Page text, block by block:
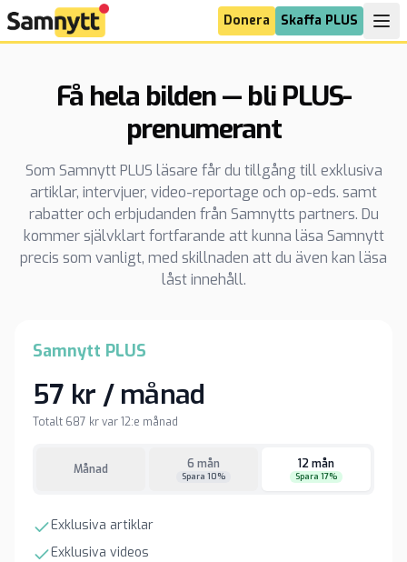
Donera Skaffa PLUS
Få hela bilden — bli PLUS-
prenumerant
Som Samnytt PLUS läsare får du tillgång till exklusiva
artiklar, intervjuer, video-reportage och op-eds. samt
rabatter och erbjudanden från Samnytts partners. Du
kommer självklart fortfarande att kunna läsa Samnytt
precis som vanligt, med skillnaden att du även kan läsa
låst innehåll.
Samnytt PLUS
57 kr / månad
Totalt 687 kr var 12:e månad
Månad 6 mån
Spara 10%
12 mån
Spara 17%
Exklusiva artiklar
Exklusiva videos